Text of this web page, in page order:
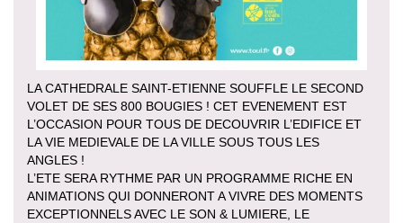
LA CATHEDRALE SAINT-ETIENNE SOUFFLE LE SECOND
VOLET DE SES 800 BOUGIES ! CET EVENEMENT EST
L’OCCASION POUR TOUS DE DECOUVRIR L’EDIFICE ET
LA VIE MEDIEVALE DE LA VILLE SOUS TOUS LES
ANGLES !
L’ETE SERA RYTHME PAR UN PROGRAMME RICHE EN
ANIMATIONS QUI DONNERONT A VIVRE DES MOMENTS
EXCEPTIONNELS AVEC LE SON & LUMIERE, LE